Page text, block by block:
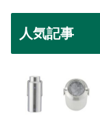
人気記事